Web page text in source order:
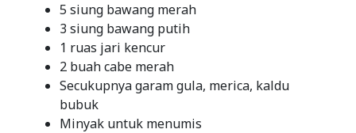
5 siung bawang merah
3 siung bawang putih
1 ruas jari kencur
2 buah cabe merah
Secukupnya garam gula, merica, kaldu
bubuk
Minyak untuk menumis